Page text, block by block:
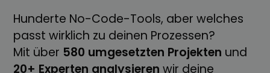
Hunderte No-Code-Tools, aber welches
passt wirklich zu deinen Prozessen?
Mit über 580 umgesetzten Projekten und
20+ Experten analysieren wir deine